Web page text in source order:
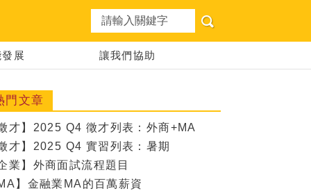
職涯
展 讓我們協助
門文章
才】2025 Q4 徵才列表：外商+MA
才】2025 Q4 實習列表：暑期
業】外商面試流程題目
】金融業MA的百萬薪資